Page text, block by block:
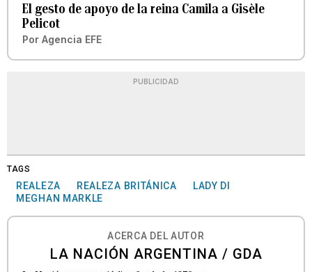
El gesto de apoyo de la reina Camila a Gisèle
Pelicot
Por Agencia EFE
PUBLICIDAD
TAGS
REALEZA REALEZA BRITÁNICA
LADY DI
MEGHAN MARKLE
ACERCA DEL AUTOR
LA NACIÓN ARGENTINA / GDA